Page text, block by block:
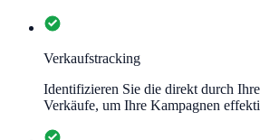
Verkaufstracking
Identifizieren Sie die direkt durch
Verkäufe, um Ihre Kampagnen